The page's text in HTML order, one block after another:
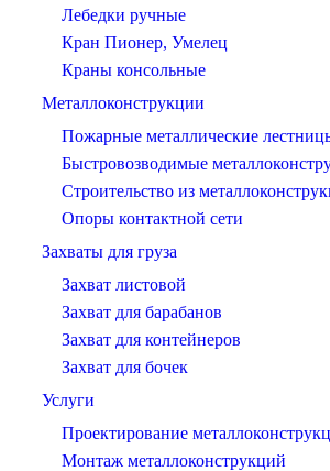
Лебедки ручные
Кран Пионер, Умелец
Краны консольные
Металлоконструкции
Пожарные металлические
Быстровозводимые
Строительство из
Опоры контактной сети
Захваты для груза
Захват листовой
Захват для барабанов
Захват для контейнеров
Захват для бочек
Услуги
Проектирование
Монтаж металлоконструкций